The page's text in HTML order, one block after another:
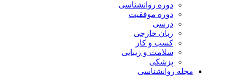
دوره روانشناسی
دوره موفقیت
درسی
زبان خارجی
کسب و کار
سلامت و زیبایی
پزشکی
مجله روانشناسی